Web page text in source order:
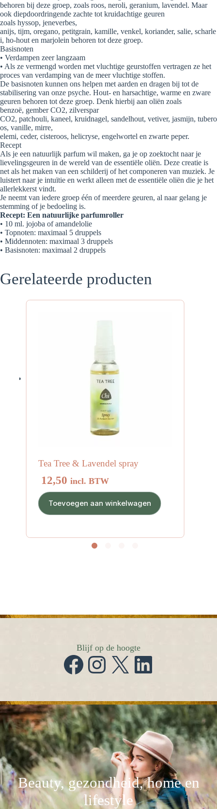
behoren bij deze groep, zoals roos, neroli, geranium, lavendel. Maar
ook diepdoordringende zachte tot kruidachtige geuren
zoals hyssop, jeneverbes,
anijs, tijm, oregano, petitgrain, kamille, venkel, koriander, salie, scharle
i, ho-hout en marjolein behoren tot deze groep.
Basisnoten
• Verdampen zeer langzaam
• Als ze vermengd worden met vluchtige geurstoffen vertragen ze het
proces van verdamping van de meer vluchtige stoffen.
De basisnoten kunnen ons helpen met aarden en dragen bij tot de
stabilisering van onze psyche. Hout- en harsachtige, warme en zware
geuren behoren tot deze groep. Denk hierbij aan oliën zoals
benzoë, gember CO2, zilverspar
CO2, patchouli, kaneel, kruidnagel, sandelhout, vetiver, jasmijn, tubero
os, vanille, mirre,
elemi, ceder, cisteroos, helicryse, engelwortel en zwarte peper.
Recept
Als je een natuurlijk parfum wil maken, ga je op zoektocht naar je
lievelingsgeuren in de wereld van de essentiële oliën. Deze creatie is
net als het maken van een schilderij of het componeren van muziek. Je
luistert naar je intuïtie en werkt alleen met de essentiële oliën die je het
allerlekkerst vindt.
Je neemt van iedere groep één of meerdere geuren, al naar gelang je
stemming of je bedoeling is.
Recept: Een natuurlijke parfumroller
• 10 ml. jojoba of amandelolie
• Topnoten: maximaal 5 druppels
• Middennoten: maximaal 3 druppels
• Basisnoten: maximaal 2 druppels
Gerelateerde producten
Tea Tree & Lavendel spray
12,50 incl. BTW
Toevoegen aan winkelwagen
Blijf op de hoogte
Facebook
Instagram
X LinkedIn
Beauty, gezondheid, home en
lifestyle